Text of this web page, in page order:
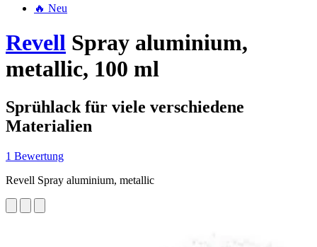
🔥 Neu
Revell Spray aluminium,
metallic, 100 ml
Sprühlack für viele verschiedene
Materialien
1 Bewertung
Revell Spray aluminium, metallic